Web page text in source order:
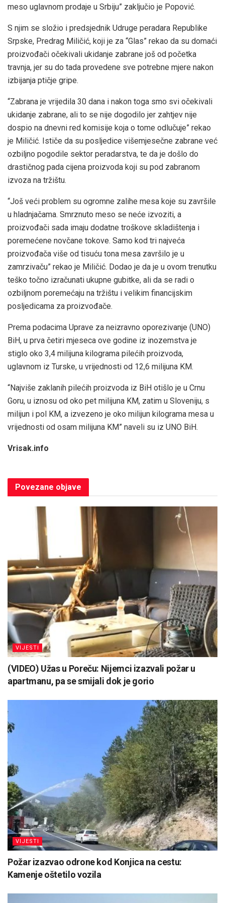
meso uglavnom prodaje u Srbiju” zaključio je Popović.
S njim se složio i predsjednik Udruge peradara Republike
Srpske, Predrag Miličić, koji je za “Glas” rekao da su domaći
proizvođači očekivali ukidanje zabrane još od početka
travnja, jer su do tada provedene sve potrebne mjere nakon
izbijanja ptičje gripe.
“Zabrana je vrijedila 30 dana i nakon toga smo svi očekivali
ukidanje zabrane, ali to se nije dogodilo jer zahtjev nije
dospio na dnevni red komisije koja o tome odlučuje” rekao
je Miličić. Ističe da su posljedice višemjesečne zabrane već
ozbiljno pogodile sektor peradarstva, te da je došlo do
drastičnog pada cijena proizvoda koji su pod zabranom
izvoza na tržištu.
“Još veći problem su ogromne zalihe mesa koje su završile
u hladnjačama. Smrznuto meso se neće izvoziti, a
proizvođači sada imaju dodatne troškove skladištenja i
poremećene novčane tokove. Samo kod tri najveća
proizvođača više od tisuću tona mesa završilo je u
zamrzivaču” rekao je Miličić. Dodao je da je u ovom trenutku
teško točno izračunati ukupne gubitke, ali da se radi o
ozbiljnom poremećaju na tržištu i velikim financijskim
posljedicama za proizvođače.
Prema podacima Uprave za neizravno oporezivanje (UNO)
BiH, u prva četiri mjeseca ove godine iz inozemstva je
stiglo oko 3,4 milijuna kilograma pilećih proizvoda,
uglavnom iz Turske, u vrijednosti od 12,6 milijuna KM.
“Najviše zaklanih pilećih proizvoda iz BiH otišlo je u Crnu
Goru, u iznosu od oko pet milijuna KM, zatim u Sloveniju, s
milijun i pol KM, a izvezeno je oko milijun kilograma mesa u
vrijednosti od osam milijuna KM” naveli su iz UNO BiH.
Vrisak.info
Povezane objave
VIJESTI
(VIDEO) Užas u Poreču: Nijemci izazvali požar u
apartmanu, pa se smijali dok je gorio
VIJESTI
Požar izazvao odrone kod Konjica na cestu:
Kamenje oštetilo vozila